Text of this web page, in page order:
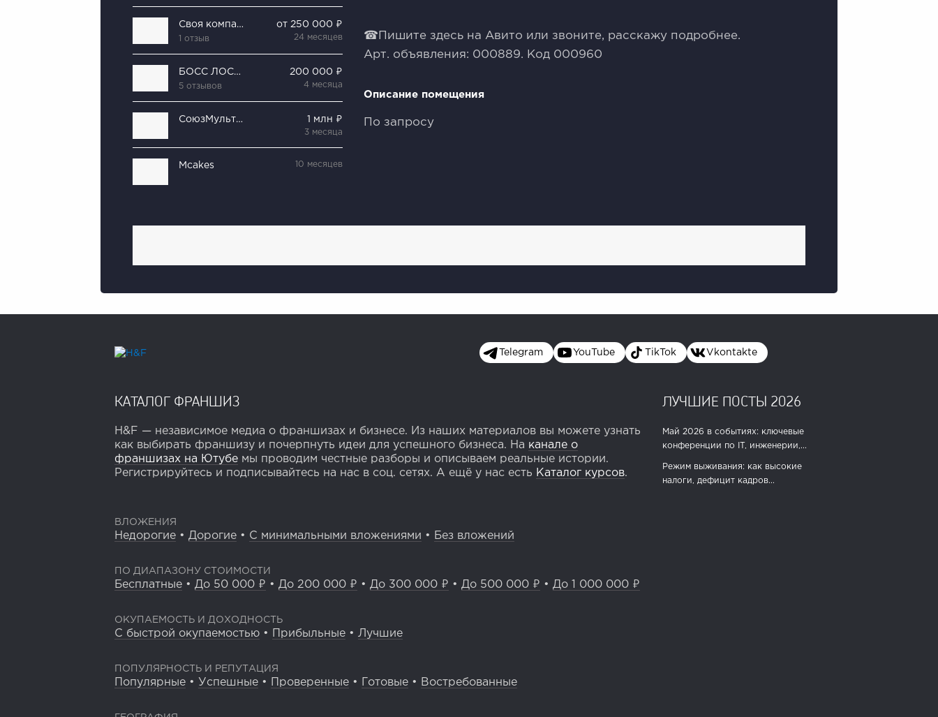
Своя компания
1 отзыв
от 250 000 ₽
24 месяцев
БОСС ЛОСОСЬ
5 отзывов
200 000 ₽
4 месяца
СоюзМультКафе 1 млн ₽
3 месяца
Mcakes 10 месяцев
☎Пишите здесь на Авито или звоните, расскажу подробнее.
Арт. объявления: 000889. Код 000960
Описание помещения
По запросу
Telegram YouTube TikTok Vkontakte
КАТАЛОГ ФРАНШИЗ
H&F — независимое медиа о франшизах и бизнесе. Из наших материалов вы можете узнать
как выбирать франшизу и почерпнуть идеи для успешного бизнеса. На канале о
франшизах на Ютубе мы проводим честные разборы и описываем реальные истории.
Регистрируйтесь и подписывайтесь на нас в соц. сетях. А ещё у нас есть Каталог курсов.
ЛУЧШИЕ ПОСТЫ 2026
Май 2026 в событиях: ключевые
конференции по IT, инженерии,...
Режим выживания: как высокие
налоги, дефицит кадров...
ВЛОЖЕНИЯ
Недорогие • Дорогие • С минимальными вложениями • Без вложений
ПО ДИАПАЗОНУ СТОИМОСТИ
Бесплатные • До 50 000 ₽ • До 200 000 ₽ • До 300 000 ₽ • До 500 000 ₽ • До 1 000 000 ₽
ОКУПАЕМОСТЬ И ДОХОДНОСТЬ
С быстрой окупаемостью • Прибыльные • Лучшие
ПОПУЛЯРНОСТЬ И РЕПУТАЦИЯ
Популярные • Успешные • Проверенные • Готовые • Востребованные